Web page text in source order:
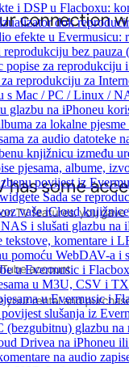
i DSP u Flacboxu:
dok
efekte u Evermusicu:
bez pauza
za reprodukciju
reprodukciju za
s Mac / PC / Linux /
glazbu na iPhoneu
za lokalne
za audio datoteke
knjižnicu između
pjesama, albume,
povijest iz
Sada se
vaše iCloud
i slušati glazbu na
tekstove, komentare i
pomoću WebDAV-a i
u Evermusic i
u M3U, CSV i
u Evermusic i
slušanja iz
glazbu na
Drivea na iPhoneu
na audio